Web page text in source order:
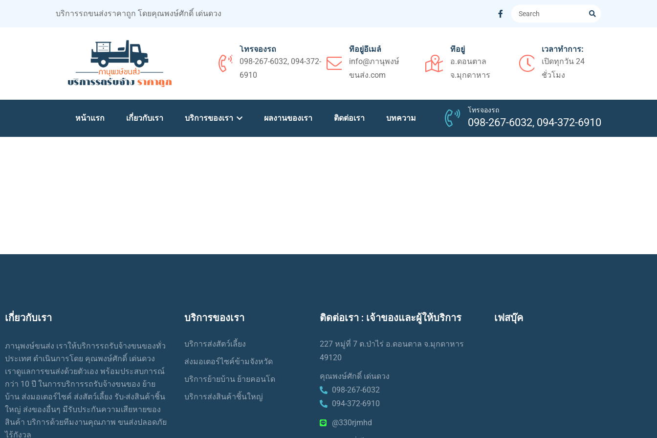
บริการรถขนส่งราคาถูก โดยคุณพงษ์ศักดิ์ เด่นดวง
โทรจองรถ
098-267-6032, 094-372-
6910
ที่อยู่อีเมล์
info@ภานุพงษ์
ขนส่ง.com
ที่อยู่
อ.ดอนตาล
จ.มุกดาหาร
เวลาทำการ:
เปิดทุกวัน 24
ชั่วโมง
หน้าแรก เกี่ยวกับเรา บริการของเรา ผลงานของเรา ติดต่อเรา บทความ
โทรจองรถ
098-267-6032, 094-372-6910
เกี่ยวกับเรา
ภานุพงษ์ขนส่ง เราให้บริการรถรับจ้างขนของทั่ว
ประเทศ ดำเนินการโดย คุณพงษ์ศักดิ์ เด่นดวง
เราดูแลการขนส่งด้วยตัวเอง พร้อมประสบการณ์
กว่า 10 ปี ในการบริการรถรับจ้างขนของ ย้าย
บ้าน ส่งมอเตอร์ไซค์ ส่งสัตว์เลี้ยง รับ-ส่งสินค้าชิ้น
ใหญ่ ส่งของอื่นๆ มีรับประกันความเสียหายของ
สินค้า บริการด้วยทีมงานคุณภาพ ขนส่งปลอดภัย
ไร้กังวล
บริการของเรา
บริการส่งสัตว์เลี้ยง
ส่งมอเตอร์ไซค์ข้ามจังหวัด
บริการย้ายบ้าน ย้ายคอนโด
บริการส่งสินค้าชิ้นใหญ่
ติดต่อเรา : เจ้าของและผู้ให้บริการ
227 หมู่ที่ 7 ต.ป่าไร่ อ.ดอนตาล จ.มุกดาหาร
49120
คุณพงษ์ศักดิ์ เด่นดวง
098-267-6032
094-372-6910
@330rjmhd
เฟสบุ๊ค
LikeBox